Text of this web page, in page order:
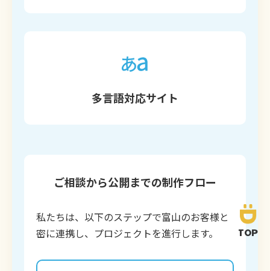
多言語対応サイト
ご相談から公開までの制作フロー
私たちは、以下のステップで富山のお客様と
密に連携し、プロジェクトを進行します。
TOP